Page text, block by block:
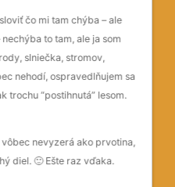
prestat citat.